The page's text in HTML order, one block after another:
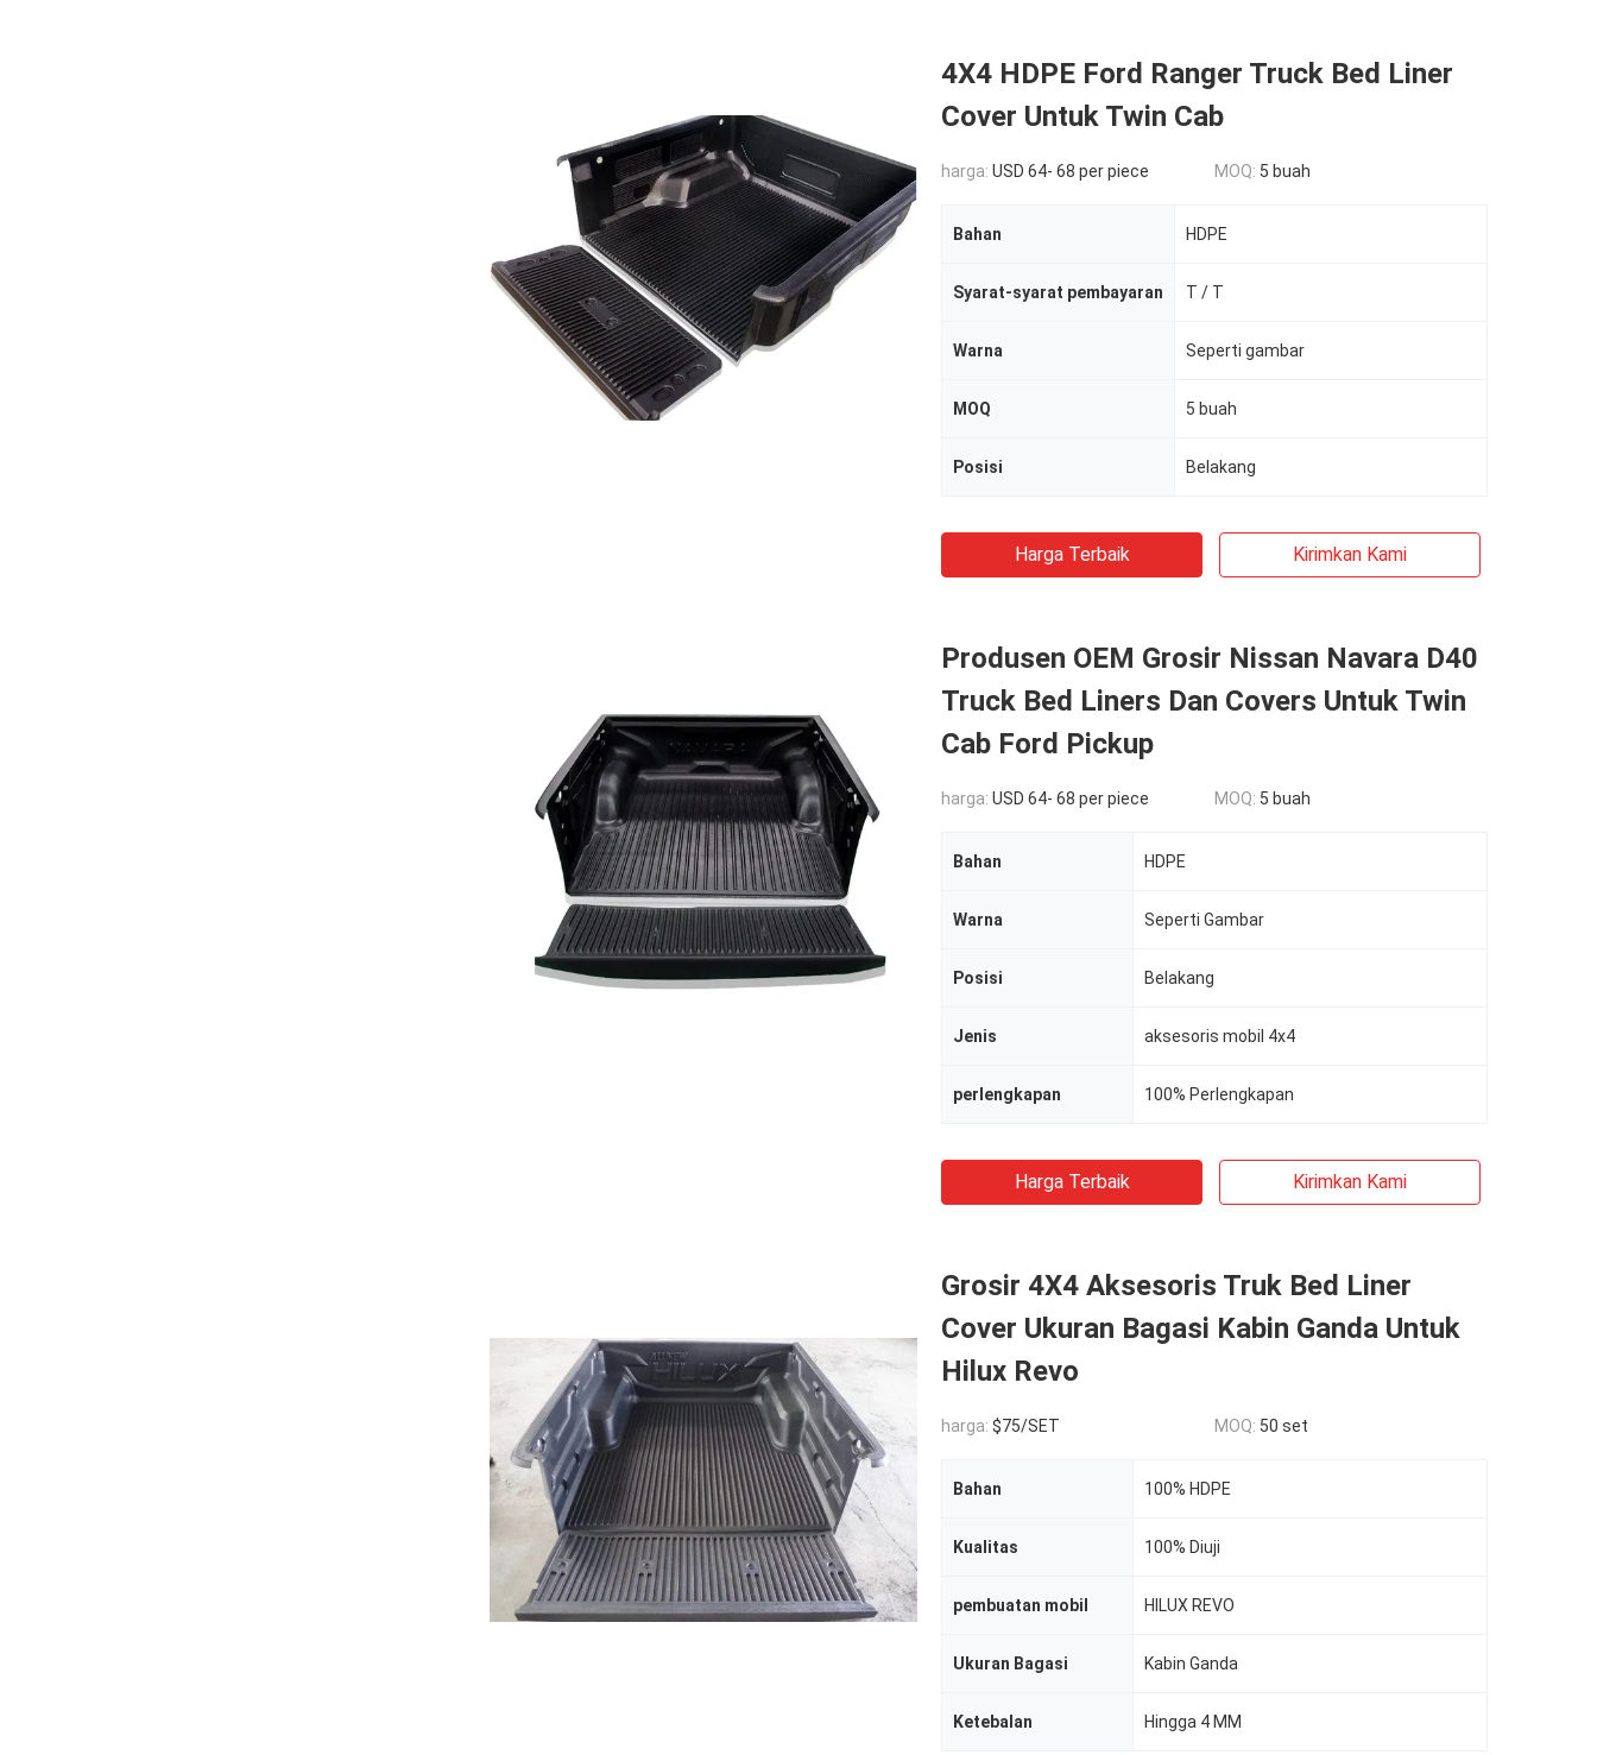
4X4 HDPE Ford Ranger Truck Bed Liner
Cover Untuk Twin Cab
harga: USD 64- 68 per piece MOQ: 5 buah
Bahan HDPE
Syarat-syarat pembayaran T / T
Warna Seperti gambar
MOQ 5 buah
Posisi Belakang
Harga Terbaik Kirimkan Kami
Produsen OEM Grosir Nissan Navara D40
Truck Bed Liners Dan Covers Untuk Twin
Cab Ford Pickup
harga: USD 64- 68 per piece MOQ: 5 buah
Bahan HDPE
Warna Seperti Gambar
Posisi Belakang
Jenis aksesoris mobil 4x4
perlengkapan 100% Perlengkapan
Harga Terbaik Kirimkan Kami
Grosir 4X4 Aksesoris Truk Bed Liner
Cover Ukuran Bagasi Kabin Ganda Untuk
Hilux Revo
harga: $75/SET MOQ: 50 set
Bahan 100% HDPE
Kualitas 100% Diuji
pembuatan mobil HILUX REVO
Ukuran Bagasi Kabin Ganda
Ketebalan Hingga 4 MM